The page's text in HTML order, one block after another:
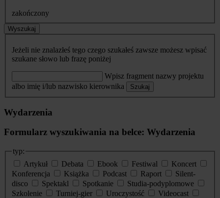
zakończony
Wyszukaj
Jeżeli nie znalazłeś tego czego szukałeś zawsze możesz wpisać
szukane słowo lub frazę poniżej
Wpisz fragment nazwy projektu
albo imię i/lub nazwisko kierownika
Szukaj
Wydarzenia
Formularz wyszukiwania na belce: Wydarzenia
typ:
Artykuł
Debata Ebook Festiwal
Koncert
Konferencja
Książka Podcast Raport
Silent-
disco
Spektakl Spotkanie
Studia-podyplomowe
Szkolenie
Turniej-gier Uroczystość
Videocast